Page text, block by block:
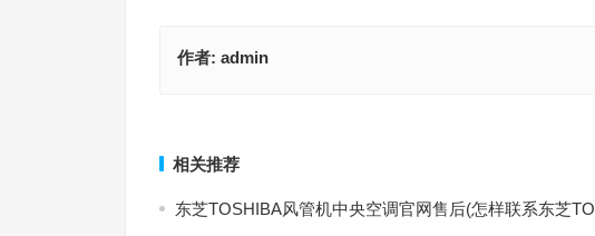
作者: admin
相关推荐
东芝TOSHIBA风管机中央空调官网售后(怎样联系东芝